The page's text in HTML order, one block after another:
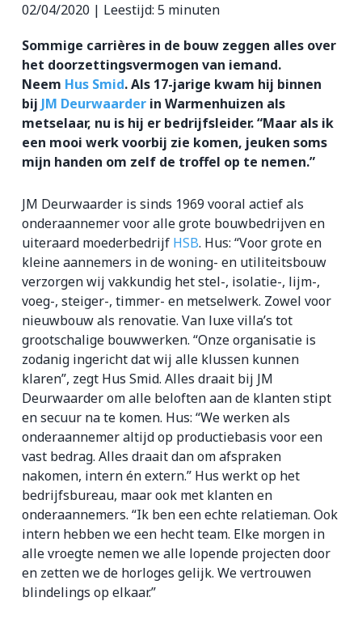
02/04/2020 | Leestijd: 5 minuten
Sommige carrières in de bouw zeggen alles over
het doorzettingsvermogen van iemand.
Neem Hus Smid. Als 17-jarige kwam hij binnen
bij JM Deurwaarderin Warmenhuizen als
metselaar, nu is hij er bedrijfsleider. “Maar als ik
een mooi werk voorbij zie komen, jeuken soms
mijn handen om zelf de troffel op te nemen.”
JM Deurwaarder is sinds 1969 vooral actief als
onderaannemer voor alle grote bouwbedrijven en
uiteraard moederbedrijf HSB. Hus: “Voor grote en
kleine aannemers in de woning- en utiliteitsbouw
verzorgen wij vakkundig het stel-, isolatie-, lijm-,
voeg-, steiger-, timmer- en metselwerk. Zowel voor
nieuwbouw als renovatie. Van luxe villa’s tot
grootschalige bouwwerken. “Onze organisatie is
zodanig ingericht dat wij alle klussen kunnen
klaren”, zegt Hus Smid. Alles draait bij JM
Deurwaarder om alle beloften aan de klanten stipt
en secuur na te komen. Hus: “We werken als
onderaannemer altijd op productiebasis voor een
vast bedrag. Alles draait dan om afspraken
nakomen, intern én extern.” Hus werkt op het
bedrijfsbureau, maar ook met klanten en
onderaannemers. “Ik ben een echte relatieman. Ook
intern hebben we een hecht team. Elke morgen in
alle vroegte nemen we alle lopende projecten door
en zetten we de horloges gelijk. We vertrouwen
blindelings op elkaar.”